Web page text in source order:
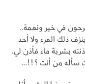
في خير ونعمة..
ذلك المرء ولا أحد
بشربة ماء فأذن لي،
سأله من أنت ؟!!...